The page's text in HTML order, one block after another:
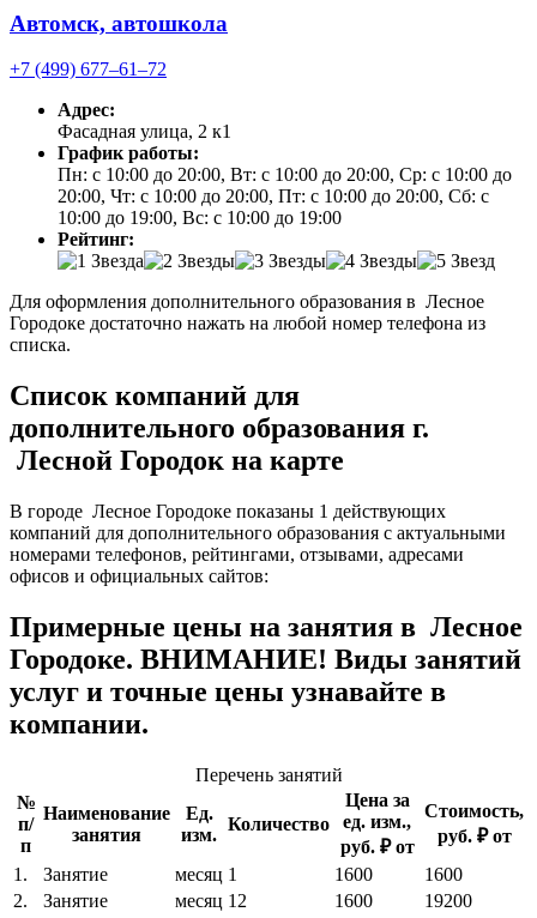
Автомск, автошкола
+7 (499) 677‒61‒72
Адрес:
Фасадная улица, 2 к1
График работы:
Пн: с 10:00 до 20:00, Вт: с 10:00 до 20:00, Ср: с 10:00 до
20:00, Чт: с 10:00 до 20:00, Пт: с 10:00 до 20:00, Сб: с
10:00 до 19:00, Вс: с 10:00 до 19:00
Рейтинг:
Для оформления дополнительного образования в Лесное
Городоке достаточно нажать на любой номер телефона из
списка.
Список компаний для
дополнительного образования г.
Лесной Городок на карте
В городе Лесное Городоке показаны 1 действующих
компаний для дополнительного образования с актуальными
номерами телефонов, рейтингами, отзывами, адресами
офисов и официальных сайтов:
Примерные цены на занятия в Лесное
Городоке. ВНИМАНИЕ! Виды занятий
услуг и точные цены узнавайте в
компании.
Перечень занятий
№
п/
п
Наименование
занятия
Ед.
изм.
Количество
Цена за
ед. изм.,
руб. ₽ от
Стоимость,
руб. ₽ от
1.
Занятие месяц 1 1600
1600
2.
Занятие месяц 12 1600 19200